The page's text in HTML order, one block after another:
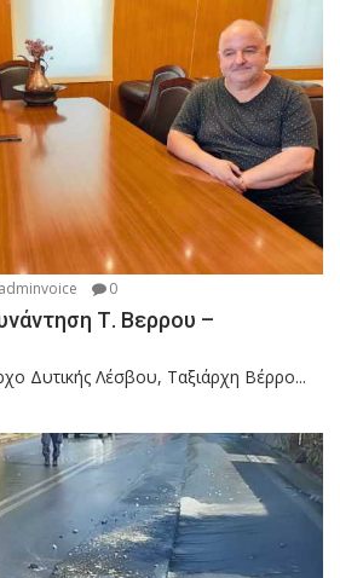
adminvoice 0
Τ. Βερρου –
Δυτικής Λέσβου, Ταξιάρχη Βέρρο...